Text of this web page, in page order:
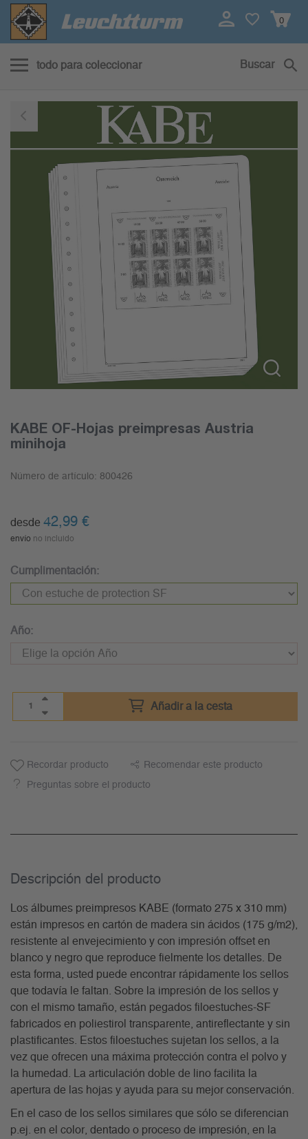
0
todo para coleccionar Buscar
KABE OF-Hojas preimpresas Austria
minihoja
Número de artículo: 800426
desde 42,99 €
envío no incluido
Cumplimentación:
Año:
Añadir a la cesta
Recordar producto Recomendar este producto
Preguntas sobre el producto
Descripción del producto
Los álbumes preimpresos KABE (formato 275 x 310 mm)
están impresos en cartón de madera sin ácidos (175 g/m2),
resistente al envejecimiento y con impresión offset en
blanco y negro que reproduce fielmente los detalles. De
esta forma, usted puede encontrar rápidamente los sellos
que todavía le faltan. Sobre la impresión de los sellos y
con el mismo tamaño, están pegados filoestuches-SF
fabricados en poliestirol transparente, antireflectante y sin
plastificantes. Estos filoestuches sujetan los sellos, a la
vez que ofrecen una máxima protección contra el polvo y
la humedad. La articulación doble de lino facilita la
apertura de las hojas y ayuda para su mejor conservación.
En el caso de los sellos similares que sólo se diferencian
p.ej. en el color, dentado o proceso de impresión, en la